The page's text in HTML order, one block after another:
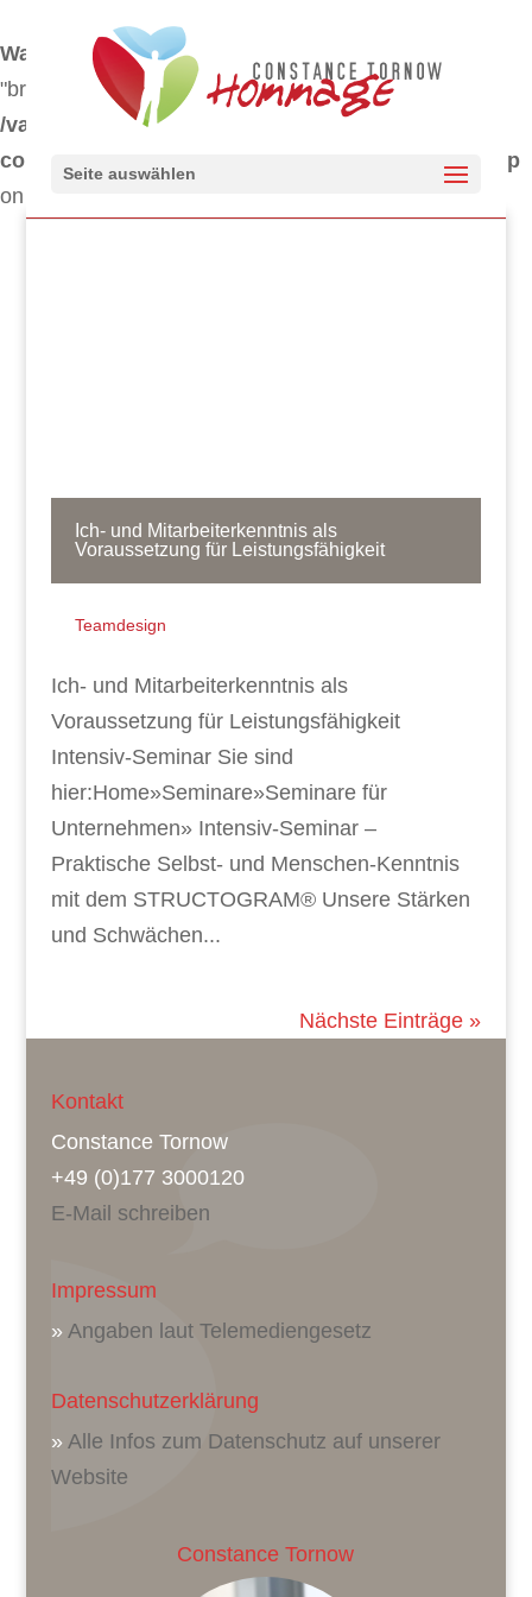
Warning
: "continue" targeting switch is equivalent to
"break". Did you mean to use "continue 2"? in
/var/www/clients/client347/web1424/web/wp-
content/themes/Divi/includes/builder/functions.php
on line
Seite auswählen
Ich- und Mitarbeiterkenntnis als
Voraussetzung für Leistungsfähigkeit
Teamdesign
Ich- und Mitarbeiterkenntnis als
Voraussetzung für Leistungsfähigkeit
Intensiv-Seminar Sie sind
hier:Home»Seminare»Seminare für
Unternehmen» Intensiv-Seminar –
Praktische Selbst- und Menschen-Kenntnis
mit dem STRUCTOGRAM® Unsere Stärken
und Schwächen...
Nächste Einträge »
Kontakt
Constance Tornow
+49 (0)177 3000120
E-Mail schreiben
Impressum
» Angaben laut Telemediengesetz
Datenschutzerklärung
» Alle Infos zum Datenschutz auf unserer
Website
Constance Tornow